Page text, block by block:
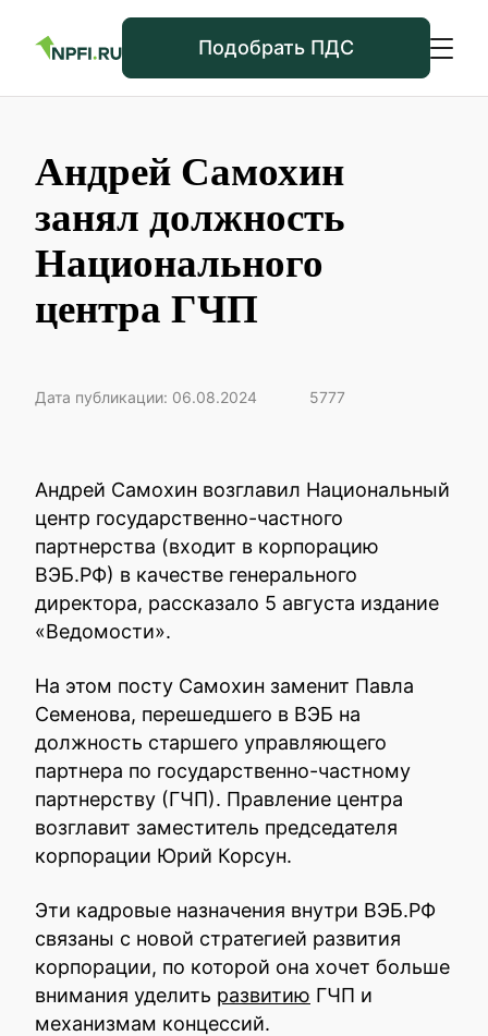
Подобрать ПДС
Андрей Самохин
занял должность
Национального
центра ГЧП
Дата публикации: 06.08.2024 5777
Андрей Самохин возглавил Национальный
центр государственно-частного
партнерства (входит в корпорацию
ВЭБ.РФ) в качестве генерального
директора, рассказало 5 августа издание
«Ведомости».
На этом посту Самохин заменит Павла
Семенова, перешедшего в ВЭБ на
должность старшего управляющего
партнера по государственно-частному
партнерству (ГЧП). Правление центра
возглавит заместитель председателя
корпорации Юрий Корсун.
Эти кадровые назначения внутри ВЭБ.РФ
связаны с новой стратегией развития
корпорации, по которой она хочет больше
внимания уделить развитию ГЧП и
механизмам концессий.